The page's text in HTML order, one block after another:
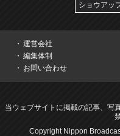
ショウアッ
運営会社
編集体制
お問い合わせ
当ウェブサイトに掲載の記事、写
Copyright Nippon